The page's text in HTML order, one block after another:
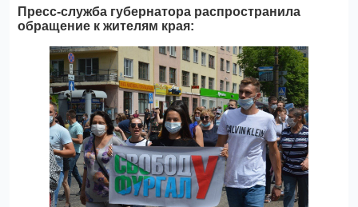
Пресс-служба губернатора распространила
обращение к жителям края: